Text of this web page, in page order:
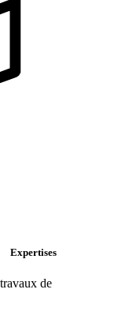
Expertises
de